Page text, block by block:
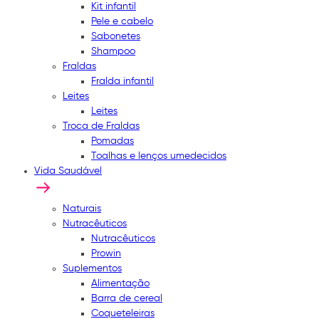
Kit infantil
Pele e cabelo
Sabonetes
Shampoo
Fraldas
Fralda infantil
Leites
Leites
Troca de Fraldas
Pomadas
Toalhas e lenços umedecidos
Vida Saudável
Naturais
Nutracêuticos
Nutracêuticos
Prowin
Suplementos
Alimentação
Barra de cereal
Coqueteleiras